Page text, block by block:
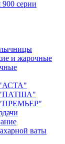
серии
и жарочные
"АСТА"
"ПАТША"
"ПРЕМЬЕР"
ваты